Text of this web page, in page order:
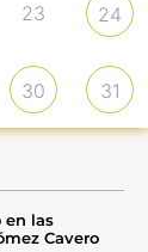
23 24
30 31
en las
Cavero